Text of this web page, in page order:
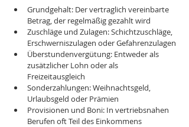
Grundgehalt: Der vertraglich vereinbarte
Betrag, der regelmäßig gezahlt wird
Zuschläge und Zulagen: Schichtzuschläge,
Erschwerniszulagen oder Gefahrenzulagen
Überstundenvergütung: Entweder als
zusätzlicher Lohn oder als
Freizeitausgleich
Sonderzahlungen: Weihnachtsgeld,
Urlaubsgeld oder Prämien
Provisionen und Boni: In vertriebsnahen
Berufen oft Teil des Einkommens